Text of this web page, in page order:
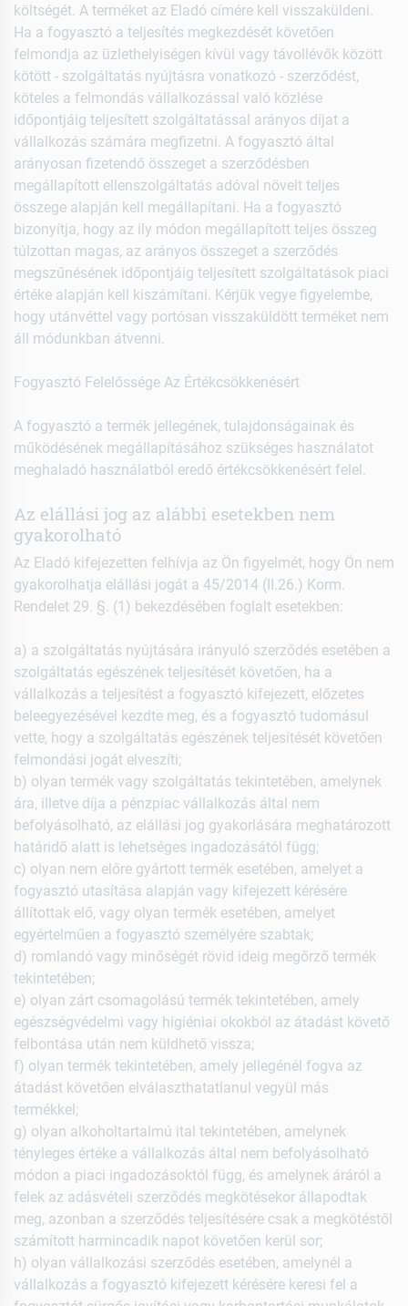
költségét. A terméket az Eladó címére kell visszaküldeni.
Ha a fogyasztó a teljesítés megkezdését követően
felmondja az üzlethelyiségen kívül vagy távollévők között
kötött - szolgáltatás nyújtásra vonatkozó - szerződést,
köteles a felmondás vállalkozással való közlése
időpontjáig teljesített szolgáltatással arányos díjat a
vállalkozás számára megfizetni. A fogyasztó által
arányosan fizetendő összeget a szerződésben
megállapított ellenszolgáltatás adóval növelt teljes
összege alapján kell megállapítani. Ha a fogyasztó
bizonyítja, hogy az ily módon megállapított teljes összeg
túlzottan magas, az arányos összeget a szerződés
megszűnésének időpontjáig teljesített szolgáltatások piaci
értéke alapján kell kiszámítani. Kérjük vegye figyelembe,
hogy utánvéttel vagy portósan visszaküldött terméket nem
áll módunkban átvenni.
Fogyasztó Felelőssége Az Értékcsökkenésért
A fogyasztó a termék jellegének, tulajdonságainak és
működésének megállapításához szükséges használatot
meghaladó használatból eredő értékcsökkenésért felel.
Az elállási jog az alábbi esetekben nem
gyakorolható
Az Eladó kifejezetten felhívja az Ön figyelmét, hogy Ön nem
gyakorolhatja elállási jogát a 45/2014 (II.26.) Korm.
Rendelet 29. §. (1) bekezdésében foglalt esetekben:
a) a szolgáltatás nyújtására irányuló szerződés esetében a
szolgáltatás egészének teljesítését követően, ha a
vállalkozás a teljesítést a fogyasztó kifejezett, előzetes
beleegyezésével kezdte meg, és a fogyasztó tudomásul
vette, hogy a szolgáltatás egészének teljesítését követően
felmondási jogát elveszíti;
b) olyan termék vagy szolgáltatás tekintetében, amelynek
ára, illetve díja a pénzpiac vállalkozás által nem
befolyásolható, az elállási jog gyakorlására meghatározott
határidő alatt is lehetséges ingadozásától függ;
c) olyan nem előre gyártott termék esetében, amelyet a
fogyasztó utasítása alapján vagy kifejezett kérésére
állítottak elő, vagy olyan termék esetében, amelyet
egyértelműen a fogyasztó személyére szabtak;
d) romlandó vagy minőségét rövid ideig megőrző termék
tekintetében;
e) olyan zárt csomagolású termék tekintetében, amely
egészségvédelmi vagy higiéniai okokból az átadást követő
felbontása után nem küldhető vissza;
f) olyan termék tekintetében, amely jellegénél fogva az
átadást követően elválaszthatatlanul vegyül más
termékkel;
g) olyan alkoholtartalmú ital tekintetében, amelynek
tényleges értéke a vállalkozás által nem befolyásolható
módon a piaci ingadozásoktól függ, és amelynek áráról a
felek az adásvételi szerződés megkötésekor állapodtak
meg, azonban a szerződés teljesítésére csak a megkötéstől
számított harmincadik napot követően kerül sor;
h) olyan vállalkozási szerződés esetében, amelynél a
vállalkozás a fogyasztó kifejezett kérésére keresi fel a